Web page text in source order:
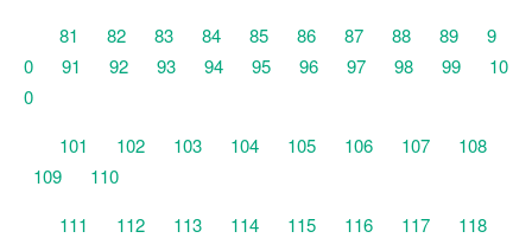
81
82 83 84 85 86 87 88 89
9
0
91 92 93 94 95 96 97 98 99
10
0
101
102 103 104 105 106 107
108
109
110
111
112 113 114 115 116 117
118